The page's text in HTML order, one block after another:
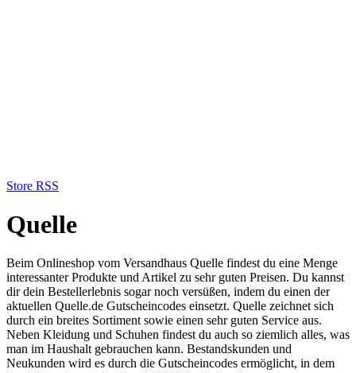
Store RSS
Quelle
Beim Onlineshop vom Versandhaus Quelle findest du eine Menge
interessanter Produkte und Artikel zu sehr guten Preisen. Du kannst
dir dein Bestellerlebnis sogar noch versüßen, indem du einen der
aktuellen Quelle.de Gutscheincodes einsetzt. Quelle zeichnet sich
durch ein breites Sortiment sowie einen sehr guten Service aus.
Neben Kleidung und Schuhen findest du auch so ziemlich alles, was
man im Haushalt gebrauchen kann. Bestandskunden und
Neukunden wird es durch die Gutscheincodes ermöglicht, in dem